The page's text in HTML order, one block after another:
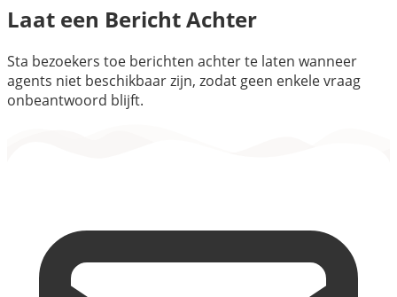
Laat een Bericht Achter
Sta bezoekers toe berichten achter te laten wanneer
agents niet beschikbaar zijn, zodat geen enkele vraag
onbeantwoord blijft.